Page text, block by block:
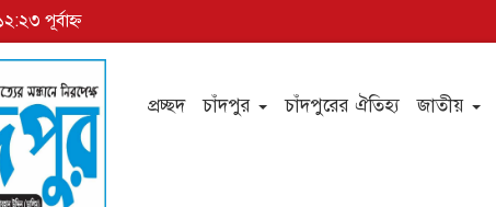
পূর্বাহ্ন
প্রচ্ছদ চাঁদপুর চাঁদপুরের ঐতিহ্য জাতীয়